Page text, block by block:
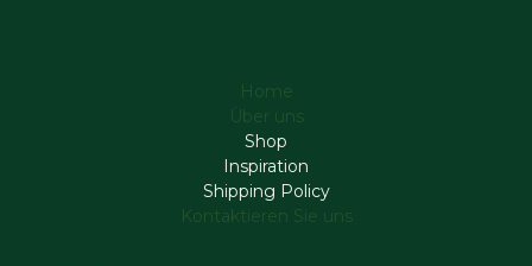
Home
Über uns
Shop
Inspiration
Shipping Policy
Kontaktieren Sie uns